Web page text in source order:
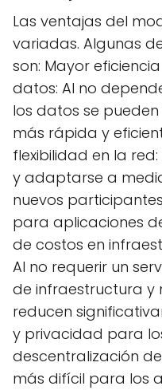
Las ventajas del
variadas. Algunas
son: Mayor
datos: Al no
los datos se
más rápida y
flexibilidad en la
y adaptarse a
nuevos
para aplicaciones
de costos en
Al no requerir un
de infraestructura y
reducen
y privacidad para
descentralización
más difícil para los